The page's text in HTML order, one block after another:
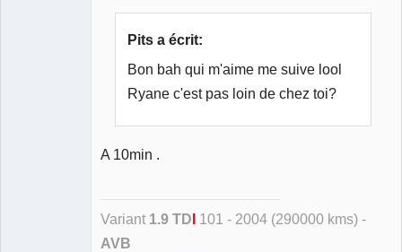
Pits a écrit:
Bon bah qui m'aime me suive lool
Ryane c'est pas loin de chez toi?
A 10min .
Variant 1.9 TD 101 - 2004 (290000 kms) -
AVB